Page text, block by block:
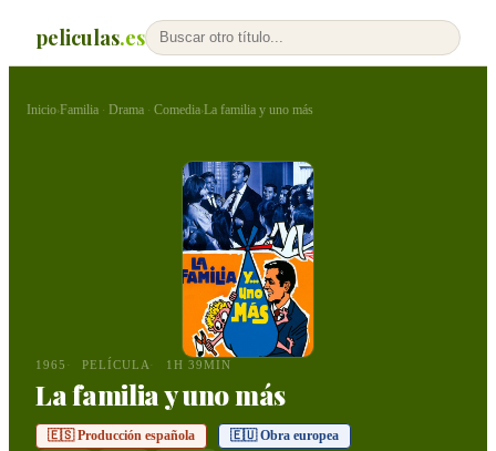
peliculas.es
Inicio›Familia · Drama · Comedia›La familia y uno más
1965 PELÍCULA 1H 39MIN
La familia y uno más
🇪🇸 Producción española 🇪🇺 Obra europea